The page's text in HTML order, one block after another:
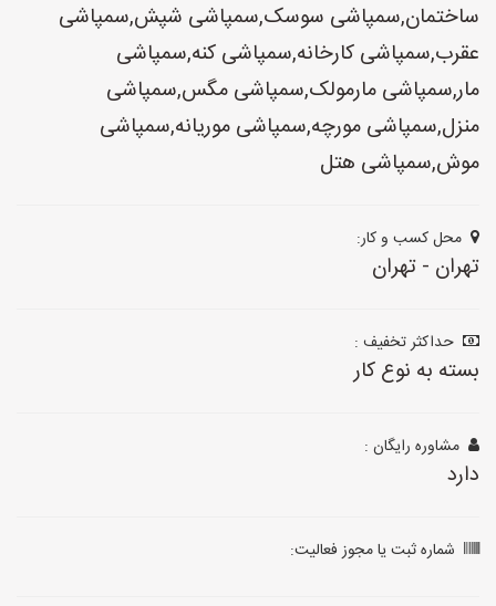
ساختمان,سمپاشی سوسک,سمپاشی شپش,سمپاشی
عقرب,سمپاشی کارخانه,سمپاشی کنه,سمپاشی
مار,سمپاشی مارمولک,سمپاشی مگس,سمپاشی
منزل,سمپاشی مورچه,سمپاشی موریانه,سمپاشی
موش,سمپاشی هتل
محل کسب و کار:
تهران - تهران
حداکثر تخفیف :
بسته به نوع کار
مشاوره رایگان :
دارد
شماره ثبت یا مجوز فعالیت: